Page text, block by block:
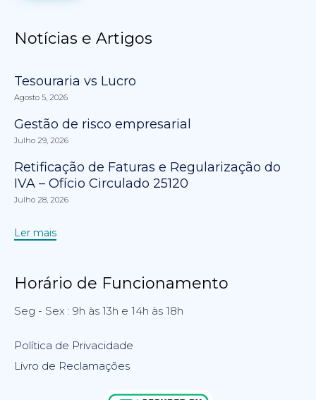
Notícias e Artigos
Tesouraria vs Lucro
Agosto 5, 2026
Gestão de risco empresarial
Julho 29, 2026
Retificação de Faturas e Regularização do
IVA – Ofício Circulado 25120
Julho 28, 2026
Ler mais
Horário de Funcionamento
Seg - Sex : 9h às 13h e 14h às 18h
Política de Privacidade
Livro de Reclamações